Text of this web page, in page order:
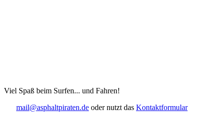
Viel Spaß beim Surfen... und Fahren!
mail@asphaltpiraten.de oder nutzt das Kontaktformular